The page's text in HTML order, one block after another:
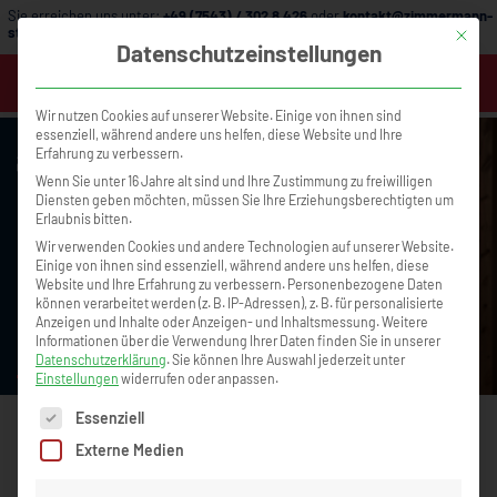
MENÜ
Sie erreichen uns unter:+49 (7543) / 302 8 426oderkontakt@zimmermann-
strategie.de
Büroorganisation, die Zeit spart und
Unternehmen entlastet – mit Tanja Klingen
Podcast Nr. 105
Warum
echten Erfolg sind
Mit
Datenschutzeinstellungen
Wir nutzen Cookies auf unserer Website. Einige von ihnen sind
essenziell, während andere uns helfen, diese Website und Ihre
Erfahrung zu verbessern.
Wenn Sie unter 16 Jahre alt sind und Ihre Zustimmung zu freiwilligen
Diensten geben möchten, müssen Sie Ihre Erziehungsberechtigten um
Erlaubnis bitten.
Wir verwenden Cookies und andere Technologien auf unserer Website.
Einige von ihnen sind essenziell, während andere uns helfen, diese
Website und Ihre Erfahrung zu verbessern. Personenbezogene Daten
können verarbeitet werden (z. B. IP-Adressen), z. B. für personalisierte
Anzeigen und Inhalte oder Anzeigen- und Inhaltsmessung.Weitere
Informationen über die Verwendung Ihrer Daten finden Sie in unserer
Datenschutzerklärung.Sie können Ihre Auswahl jederzeit unter
Einstellungen widerrufen oder anpassen.
Es folgt eine Liste der Service-Gruppen, für die eine
Essenziell
Externe Medien